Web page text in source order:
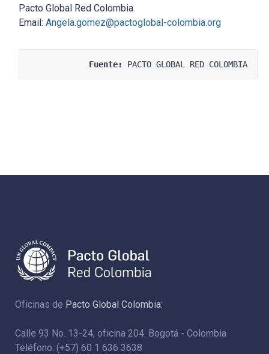
Pacto Global Red Colombia.
Email:Angela.gomez@pactoglobal-colombia.org
Fuente: PACTO GLOBAL RED COLOMBIA
Oficinas de Pacto Global Colombia:
Calle 93 No. 13-24, oficina 204. Bogotá - Colombia
Teléfono: (+57) 60 1 636 3638